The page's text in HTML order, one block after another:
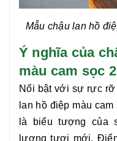
Mẫu chậu lan hồ
Ý nghĩa của
màu cam sọc
Nổi bật với sự rực
lan hồ điệp màu cam
là biểu tượng của
lượng tươi mới.